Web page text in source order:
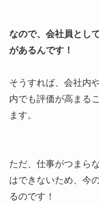
なので、会社員とし
があるんです！
そうすれば、会社内
内でも評価が高まる
ます。
ただ、仕事がつまら
はできないため、今
るのです！